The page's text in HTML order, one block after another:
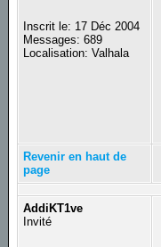
Inscrit le: 17 Déc 2004
Messages: 689
Localisation: Valhala
Revenir en haut de
page
AddiKT1ve
Invité